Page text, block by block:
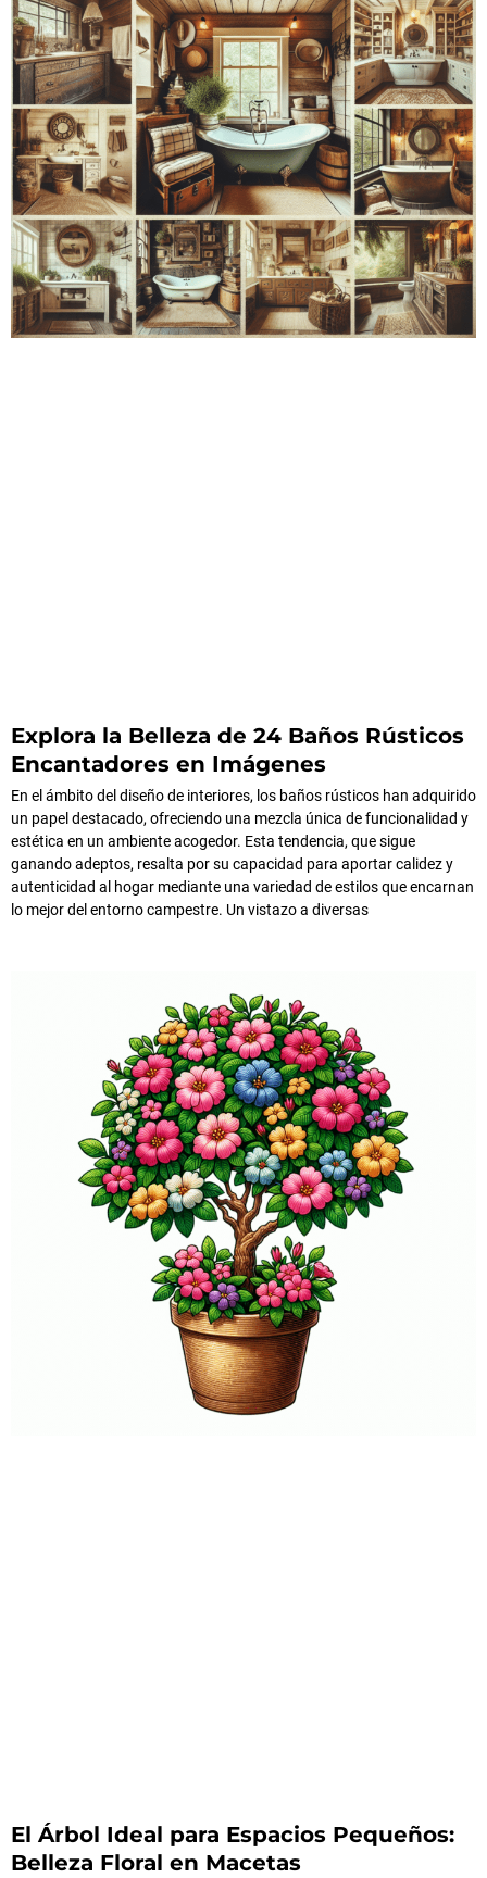
Explora la Belleza de 24 Baños Rústicos
Encantadores en Imágenes
En el ámbito del diseño de interiores, los baños rústicos han adquirido
un papel destacado, ofreciendo una mezcla única de funcionalidad y
estética en un ambiente acogedor. Esta tendencia, que sigue
ganando adeptos, resalta por su capacidad para aportar calidez y
autenticidad al hogar mediante una variedad de estilos que encarnan
lo mejor del entorno campestre. Un vistazo a diversas
El Árbol Ideal para Espacios Pequeños:
Belleza Floral en Macetas